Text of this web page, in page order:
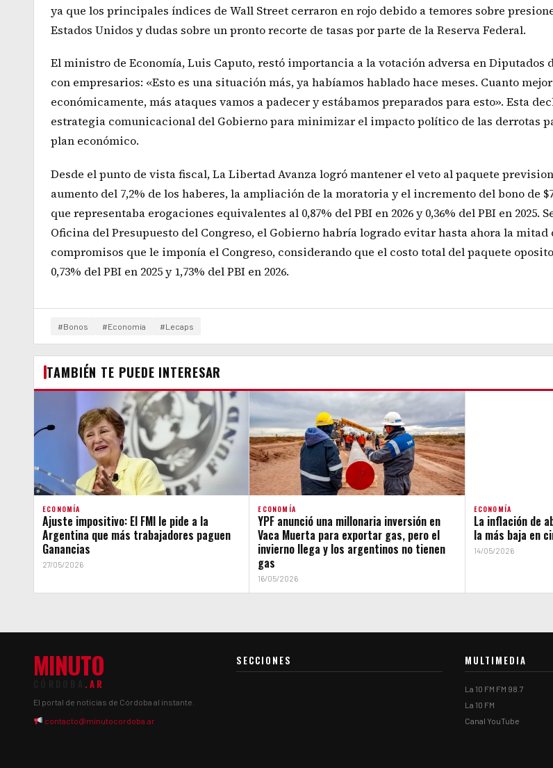
ya que los principales índices de Wall Street cerraron en rojo debido a temores sobre
Estados Unidos y dudas sobre un pronto recorte de tasas por parte de la Reserva Federal.
El ministro de Economía, Luis Caputo, restó importancia a la votación adversa en Diputados
con empresarios: «Esto es una situación más, ya habíamos hablado hace meses. Cuanto
económicamente, más ataques vamos a padecer y estábamos preparados para esto». Esta
estrategia comunicacional del Gobierno para minimizar el impacto político de las derrotas
plan económico.
Desde el punto de vista fiscal, La Libertad Avanza logró mantener el veto al paquete
aumento del 7,2% de los haberes, la ampliación de la moratoria y el incremento del bono de
que representaba erogaciones equivalentes al 0,87% del PBI en 2026 y 0,36% del PBI en 2025.
Oficina del Presupuesto del Congreso, el Gobierno habría logrado evitar hasta ahora la
compromisos que le imponía el Congreso, considerando que el costo total del paquete
0,73% del PBI en 2025 y 1,73% del PBI en 2026.
#Bonos #Economía #Lecaps
TAMBIÉN TE PUEDE INTERESAR
ECONOMÍA
Ajuste impositivo: El FMI le pide a la
Argentina que más trabajadores paguen
Ganancias
27/05/2026
ECONOMÍA
YPF anunció una millonaria inversión en
Vaca Muerta para exportar gas, pero el
invierno llega y los argentinos no tienen
gas
16/05/2026
ECONOMÍA
La inflación de
la más baja en
14/05/2026
MINUTO
.AR
El portal de noticias de Córdoba al instante.
contacto@minutocordoba.ar
SECCIONES MULTIMEDIA
La 10 FM FM 98.7
La 10 FM
Canal YouTube